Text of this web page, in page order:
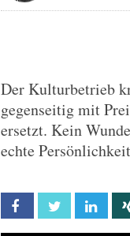
Der Kulturbetrieb
gegenseitig mit
ersetzt. Kein
echte
Facebook Twitter